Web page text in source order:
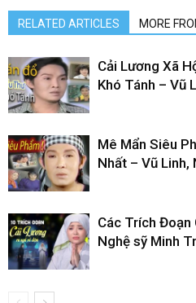
RELATED ARTICLES MORE
Cải Lương Xã
Khó Tánh – Vũ
Mê Mẩn Siêu
Nhất – Vũ Linh,
Các Trích Đoạn
Nghệ sỹ Minh